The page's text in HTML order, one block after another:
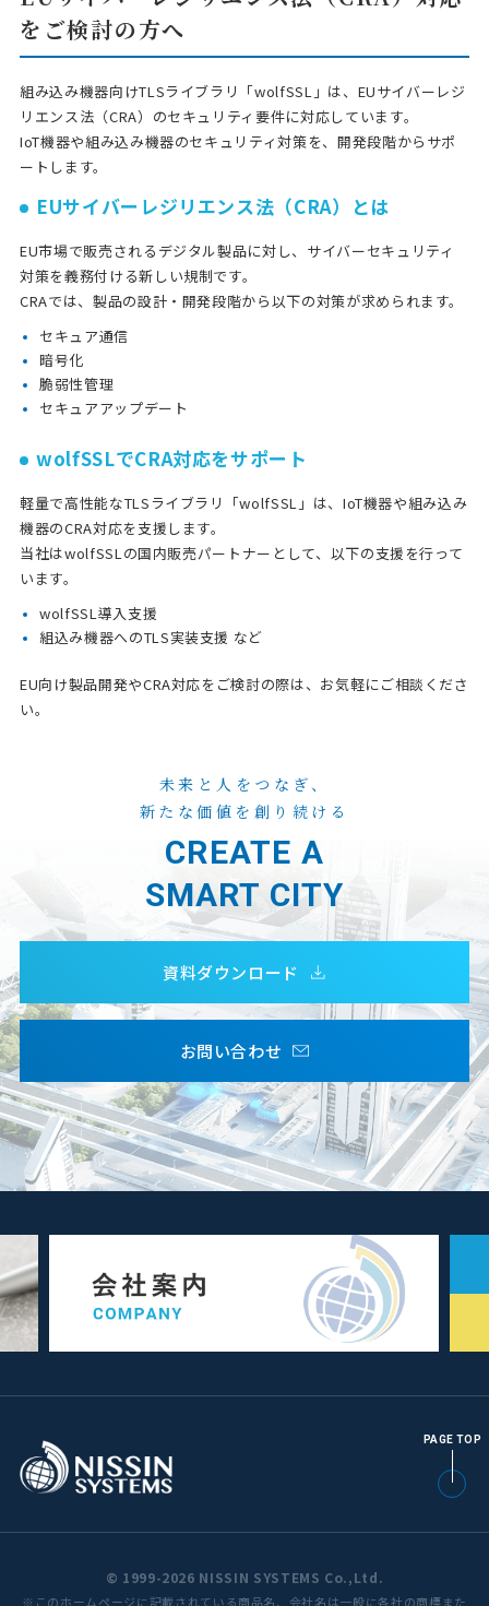
をご検討の方へ
組み込み機器向けTLSライブラリ「wolfSSL」は、EUサイバーレジ
リエンス法（CRA）のセキュリティ要件に対応しています。
IoT機器や組み込み機器のセキュリティ対策を、開発段階からサポ
ートします。
EUサイバーレジリエンス法（CRA）とは
EU市場で販売されるデジタル製品に対し、サイバーセキュリティ
対策を義務付ける新しい規制です。
CRAでは、製品の設計・開発段階から以下の対策が求められます。
セキュア通信
暗号化
脆弱性管理
セキュアアップデート
wolfSSLでCRA対応をサポート
軽量で高性能なTLSライブラリ「wolfSSL」は、IoT機器や組み込み
機器のCRA対応を支援します。
当社はwolfSSLの国内販売パートナーとして、以下の支援を行って
います。
wolfSSL導入支援
組込み機器へのTLS実装支援 など
EU向け製品開発やCRA対応をご検討の際は、お気軽にご相談くださ
い。
未来と人をつなぎ、
新たな価値を創り続ける
CREATE A
SMART CITY
資料ダウンロード
お問い合わせ
PAGE TOP
© 1999-2026 NISSIN SYSTEMS Co.,Ltd.
※このホームページに記載されている商品名、会社名は一般に各社の商標また